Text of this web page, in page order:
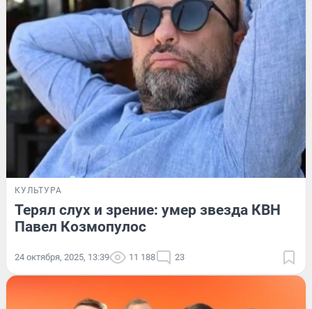
КУЛЬТУРА
Терял слух и зрение: умер звезда КВН
Павел Козмопулос
24 октября, 2025, 13:39 11 188 23